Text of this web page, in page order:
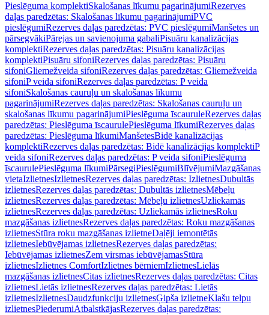
Pieslēguma komplektiSkalošanas līkumu pagarinājumiRezerves
daļas paredzētas: Skalošanas līkumu pagarinājumiPVC
pieslēgumiRezerves daļas paredzētas: PVC pieslēgumiManšetes un
pārsegvākiPārejas un savienojuma gabaliPisuāru kanalizācijas
komplektiRezerves daļas paredzētas: Pisuāru kanalizācijas
komplektiPisuāru sifoniRezerves daļas paredzētas: Pisuāru
sifoniGliemežveida sifoniRezerves daļas paredzētas: Gliemežveida
sifoniP veida sifoniRezerves daļas paredzētas: P veida
sifoniSkalošanas cauruļu un skalošanas līkumu
pagarinājumiRezerves daļas paredzētas: Skalošanas cauruļu un
skalošanas līkumu pagarinājumiPieslēguma īscauruleRezerves daļas
paredzētas: Pieslēguma īscaurulePieslēguma līkumiRezerves daļas
paredzētas: Pieslēguma līkumiManšetesBidē kanalizācijas
komplektiRezerves daļas paredzētas: Bidē kanalizācijas komplektiP
veida sifoniRezerves daļas paredzētas: P veida sifoniPieslēguma
īscaurulePieslēguma līkumiPārsegiPieslēgumiBlīvējumiMazgāšanas
vietaIzlietnesIzlietnesRezerves daļas paredzētas: IzlietnesDubultās
izlietnesRezerves daļas paredzētas: Dubultās izlietnesMēbeļu
izlietnesRezerves daļas paredzētas: Mēbeļu izlietnesUzliekamās
izlietnesRezerves daļas paredzētas: Uzliekamās izlietnesRoku
mazgāšanas izlietnesRezerves daļas paredzētas: Roku mazgāšanas
izlietnesStūra roku mazgāšanas izlietneDaļēji iemontētās
izlietnesIebūvējamas izlietnesRezerves daļas paredzētas:
Iebūvējamas izlietnesZem virsmas iebūvējamasStūra
izlietnesIzlietnes ComfortIzlietnes bērniemIzlietnesLielās
mazgāšanas izlietnesCitas izlietnesRezerves daļas paredzētas: Citas
izlietnesLietās izlietnesRezerves daļas paredzētas: Lietās
izlietnesIzlietnesDaudzfunkciju izlietnesĢipša izlietneKlašu telpu
izlietnesPiederumiAtbalstkājasRezerves daļas paredzētas: